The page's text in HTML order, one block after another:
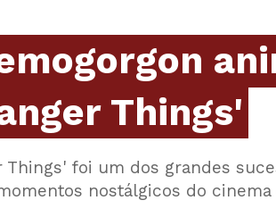
Things'
Things' foi um dos grandes
nostálgicos do